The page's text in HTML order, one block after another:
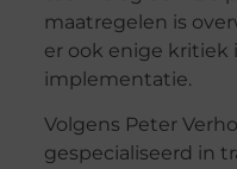
maatregelen is
er ook enige kritiek
implementatie.
Volgens Peter
gespecialiseerd in